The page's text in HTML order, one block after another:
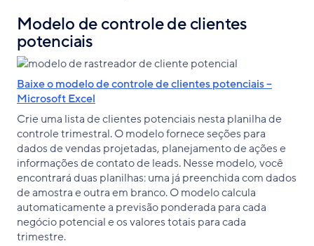
Modelo de controle de clientes
potenciais
Baixe o modelo de controle de clientes potenciais –
Microsoft Excel
Crie uma lista de clientes potenciais nesta planilha de
controle trimestral. O modelo fornece seções para
dados de vendas projetadas, planejamento de ações e
informações de contato de leads. Nesse modelo, você
encontrará duas planilhas: uma já preenchida com dados
de amostra e outra em branco. O modelo calcula
automaticamente a previsão ponderada para cada
negócio potencial e os valores totais para cada
trimestre.